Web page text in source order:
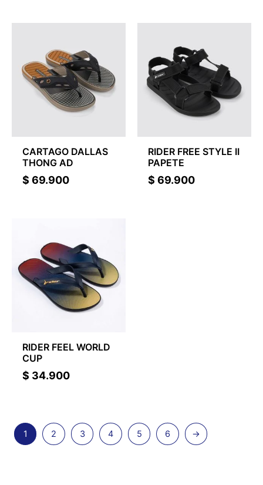
CARTAGO DALLAS
THONG AD
$ 69.900
RIDER FREE STYLE II
PAPETE
$ 69.900
RIDER FEEL WORLD
CUP
$ 34.900
1 2 3 4 5 6 →